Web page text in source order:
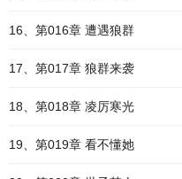
16、第016章 遭遇狼群
17、第017章 狼群来袭
18、第018章 凌厉寒光
19、第019章 看不懂她